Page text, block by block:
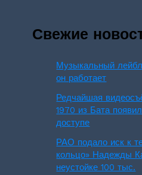
Свежие
Музыкальный
он работает
Редчайшая
1970 из Бата
доступе
РАО подало иск к
кольцо» Надежды
неустойке 100 тыс.